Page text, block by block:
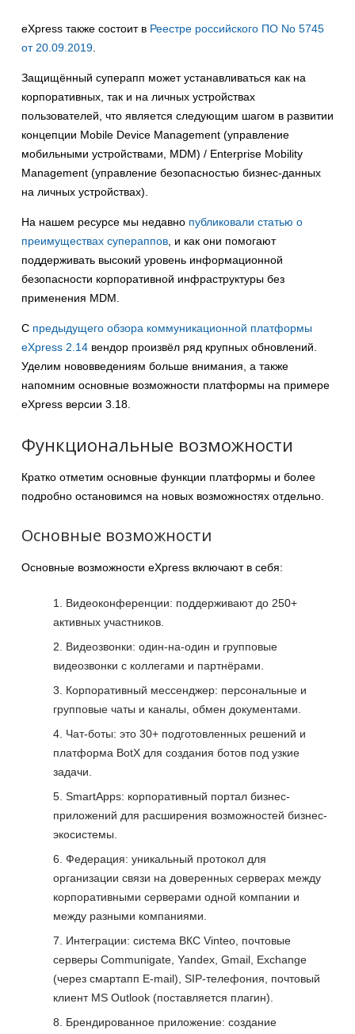
eXpress также состоит в Реестре российского ПО No 5745
от 20.09.2019.
Защищённый суперапп может устанавливаться как на
корпоративных, так и на личных устройствах
пользователей, что является следующим шагом в развитии
концепции Mobile Device Management (управление
мобильными устройствами, MDM) / Enterprise Mobility
Management (управление безопасностью бизнес-данных
на личных устройствах).
На нашем ресурсе мы недавно публиковали статью о
преимуществах супераппов, и как они помогают
поддерживать высокий уровень информационной
безопасности корпоративной инфраструктуры без
применения MDM.
С предыдущего обзора коммуникационной платформы
eXpress 2.14 вендор произвёл ряд крупных обновлений.
Уделим нововведениям больше внимания, а также
напомним основные возможности платформы на примере
eXpress версии 3.18.
Функциональные возможности
Кратко отметим основные функции платформы и более
подробно остановимся на новых возможностях отдельно.
Основные возможности
Основные возможности eXpress включают в себя:
Видеоконференции: поддерживают до 250+
активных участников.
Видеозвонки: один-на-один и групповые
видеозвонки с коллегами и партнёрами.
Корпоративный мессенджер: персональные и
групповые чаты и каналы, обмен документами.
Чат-боты: это 30+ подготовленных решений и
платформа BotX для создания ботов под узкие
задачи.
SmartApps: корпоративный портал бизнес-
приложений для расширения возможностей бизнес-
экосистемы.
Федерация: уникальный протокол для
организации связи на доверенных серверах между
корпоративными серверами одной компании и
между разными компаниями.
Интеграции: система ВКС Vinteo, почтовые
серверы Communigate, Yandex, Gmail, Exchange
(через смартапп E-mail), SIP-телефония, почтовый
клиент MS Outlook (поставляется плагин).
Брендированное приложение: создание